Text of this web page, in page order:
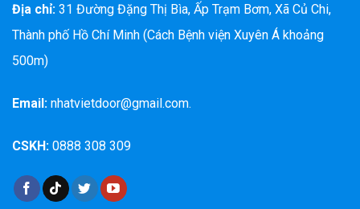
Địa chỉ: 31 Đường Đặng Thị Bìa, Ấp Trạm Bơm, Xã Củ Chi,
Thành phố Hồ Chí Minh (Cách Bệnh viện Xuyên Á khoảng
500m)
Email: nhatvietdoor@gmail.com.
CSKH: 0888 308 309